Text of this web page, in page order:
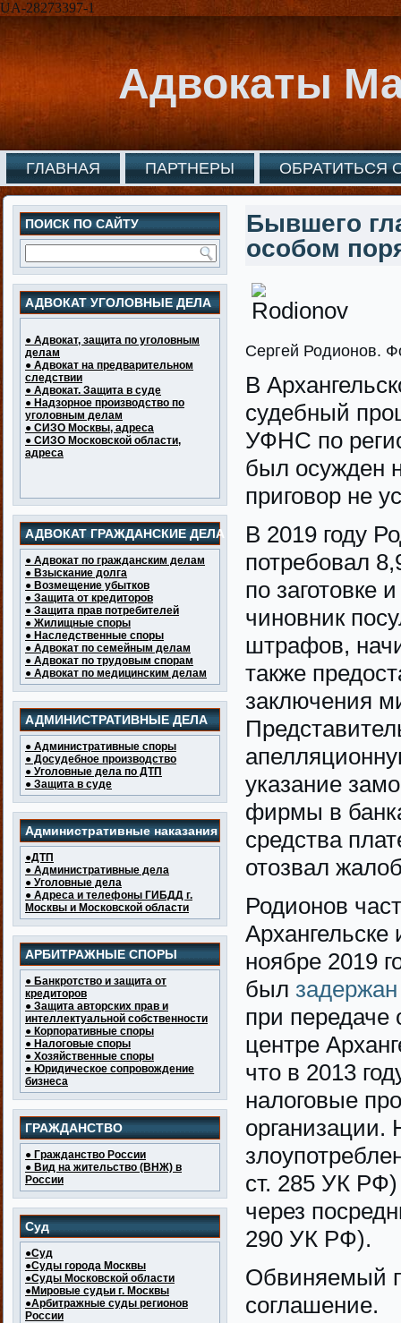
UA-28273397-1
Адвокаты
ГЛАВНАЯ ПАРТНЕРЫ ОБРАТИТЬСЯ
ПОИСК ПО САЙТУ
АДВОКАТ УГОЛОВНЫЕ ДЕЛА
● Адвокат, защита по уголовным
делам
● Адвокат на предварительном
следствии
● Адвокат. Защита в суде
● Надзорное производство по
уголовным делам
● СИЗО Москвы, адреса
● СИЗО Московской области,
адреса
АДВОКАТ ГРАЖДАНСКИЕ ДЕЛА
● Адвокат по гражданским делам
● Взыскание долга
● Возмещение убытков
● Защита от кредиторов
● Защита прав потребителей
● Жилищные споры
● Наследственные споры
● Адвокат по семейным делам
● Адвокат по трудовым спорам
● Адвокат по медицинским делам
АДМИНИСТРАТИВНЫЕ ДЕЛА
● Административные споры
● Досудебное производство
● Уголовные дела по ДТП
● Защита в суде
Административные наказания
●ДТП
● Административные дела
● Уголовные дела
● Адреса и телефоны ГИБДД г.
Москвы и Московской области
АРБИТРАЖНЫЕ СПОРЫ
● Банкротство и защита от
кредиторов
● Защита авторских прав и
интеллектуальной собственности
● Корпоративные споры
● Налоговые споры
● Хозяйственные споры
● Юридическое сопровождение
бизнеса
ГРАЖДАНСТВО
● Гражданство России
● Вид на жительство (ВНЖ) в
России
Суд
●Суд
●Суды города Москвы
●Суды Московской области
●Мировые судьи г. Москвы
●Арбитражные суды регионов
России
Бывшего
особом
Сергей Родионов.
В
судебный
УФНС по
был осужден
приговор не
В 2019 году
потребовал
по заготовке
чиновник
штрафов,
также
заключения
указание
фирмы в
средства
отозвал
Родионов
Архангельске
ноябре 2019
был задержан
при передаче
центре
что в 2013
налоговые
организации.
ст. 285 УК РФ)
через
290 УК РФ).
Обвиняемый
соглашение.